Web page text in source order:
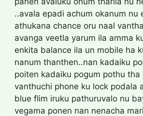
..avala epadi achum okanum nu
athukana chance oru naal
avanga veetla yarum ila amma
enkita balance ila un mobile ha
nanum thanthen..nan kadaiku
poiten kadaiku pogum pothu tha
vanthuchi phone ku lock podala
blue flim iruku pathuruvalo nu
vegama ponen nan nenacha